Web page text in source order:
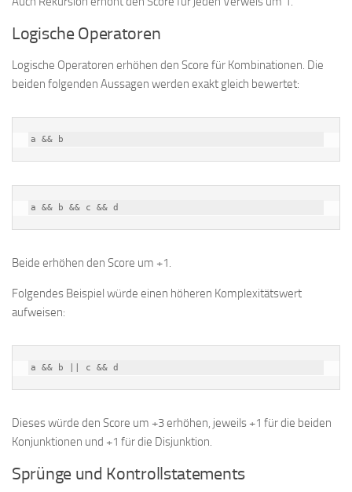
Logische Operatoren
Logische Operatoren erhöhen den Score für Kombinationen. Die
beiden folgenden Aussagen werden exakt gleich bewertet:
a && b
a && b && c && d
Beide erhöhen den Score um +1.
Folgendes Beispiel würde einen höheren Komplexitätswert
aufweisen:
a && b || c && d
Dieses würde den Score um +3 erhöhen, jeweils +1 für die beiden
Konjunktionen und +1 für die Disjunktion.
Sprünge und Kontrollstatements